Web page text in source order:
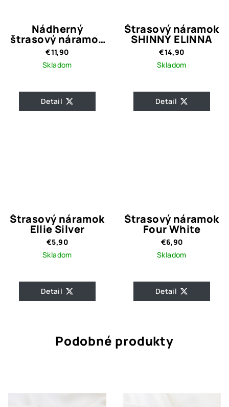
Nádherný
štrasový náramok
Bella Silver
€11,90
Skladom
Detail
Štrasový náramok
SHINNY ELINNA
€14,90
Skladom
Detail
Štrasový náramok
Ellie Silver
€5,90
Skladom
Detail
Štrasový náramok
Four White
€6,90
Skladom
Detail
Podobné produkty